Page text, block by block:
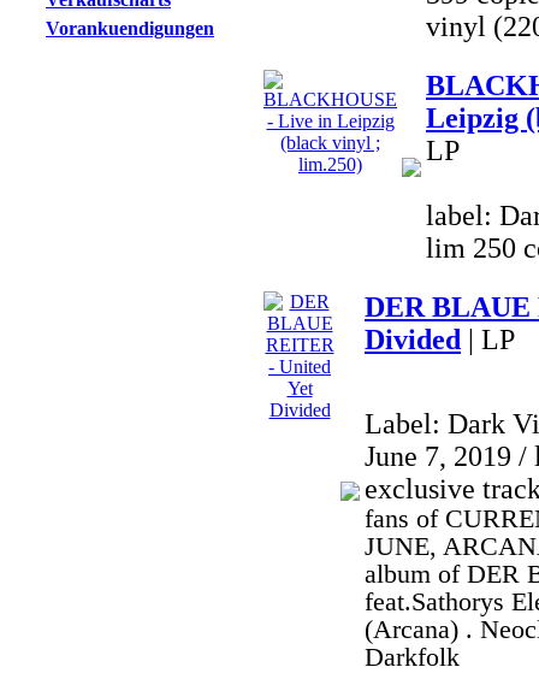
Vorankuendigungen
vinyl
Leipzig
LP
label:
lim 250
DER BLAUE
Divided | LP
Label: Dark
June 7, 2019
exclusive
fans of
JUNE,
album of DER
feat.Sathorys
(Arcana) .
Darkfolk